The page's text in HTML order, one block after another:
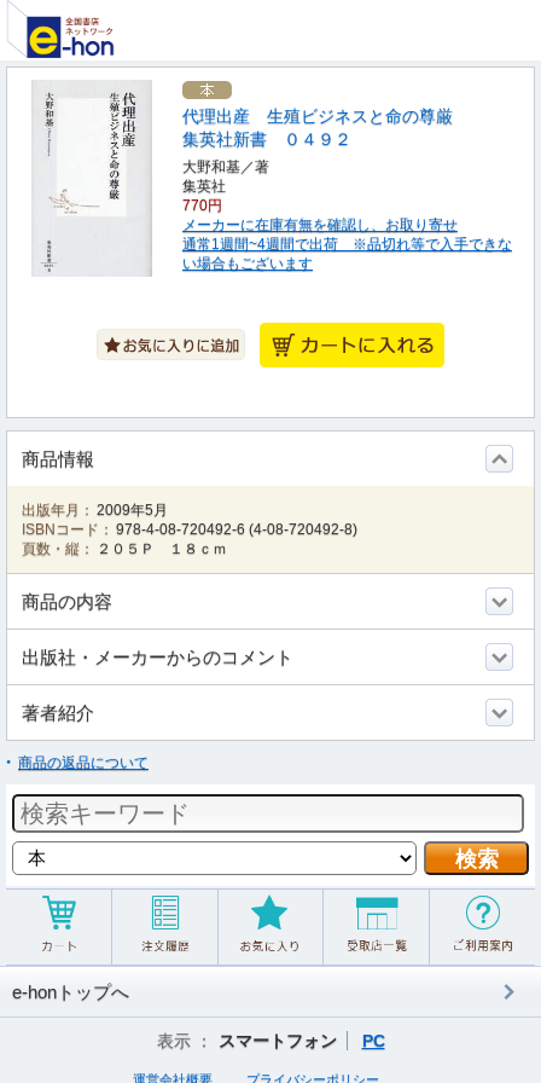
代理出産 生殖ビジネスと命の尊厳
集英社新書 ０４９２
大野和基／著
集英社
770円
メーカーに在庫有無を確認し、お取り寄せ
通常1週間~4週間で出荷 ※品切れ等で入手できな
い場合もございます
商品情報
出版年月： 2009年5月
ISBNコード： 978-4-08-720492-6 (4-08-720492-8)
頁数・縦：
２０５Ｐ １８ｃｍ
商品の内容
出版社・メーカーからのコメント
著者紹介
商品の返品について
e-honトップへ
表示 ： スマートフォン PC
運営会社概要 プライバシーポリシー